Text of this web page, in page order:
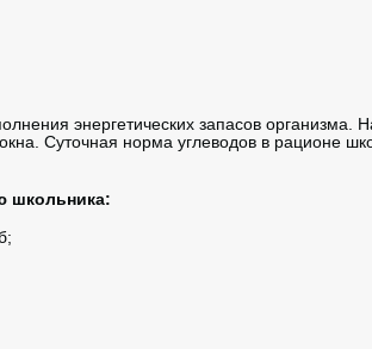
энергетических запасов организма.
Суточная норма углеводов в рационе
школьника: